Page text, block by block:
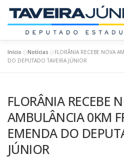
conteúdo
SOBRE O DEPUTADO
REQUERIMENTOS
REVISTA
Início »Notícias »FLORÂNIA RECEBE NOVA
DO DEPUTADO TAVEIRA JÚNIOR
FLORÂNIA RECEBE
AMBULÂNCIA 0KM
EMENDA DO
JÚNIOR